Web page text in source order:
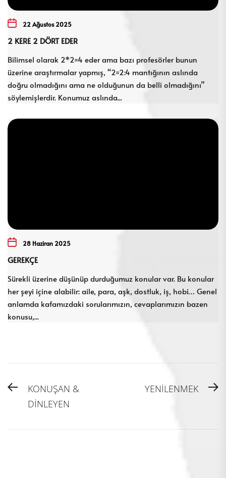
22 Ağustos 2025
2 KERE 2 DÖRT EDER
Bilimsel olarak 2*2=4 eder ama bazı profesörler bunun
üzerine araştırmalar yapmış, “2=2:4 mantığının aslında
doğru olmadığını ama ne olduğunun da belli olmadığını”
söylemişlerdir. Konumuz aslında...
28 Haziran 2025
GEREKÇE
Sürekli üzerine düşünüp durduğumuz konular var. Bu konular
her şeyi içine alabilir: aile, para, aşk, dostluk, iş, hobi… Genel
anlamda kafamızdaki sorularımızın, cevaplarımızın bazen
konusu,...
Yazı
gezinmesi
PreviousKONUŞAN &
DİNLEYEN
YENİLENMEK